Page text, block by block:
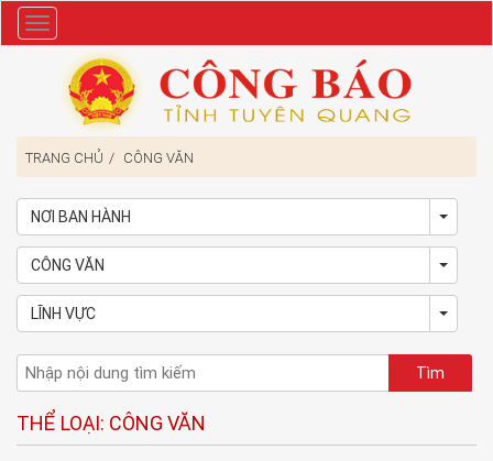
Danh
mục
TRANG CHỦ CÔNG VĂN
NƠI BAN HÀNH
CÔNG VĂN
LĨNH VỰC
THỂ LOẠI: CÔNG VĂN